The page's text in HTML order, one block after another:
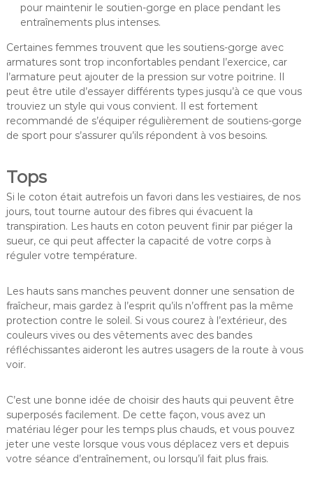
pour maintenir le soutien-gorge en place pendant les
entraînements plus intenses.
Certaines femmes trouvent que les soutiens-gorge avec
armatures sont trop inconfortables pendant l’exercice, car
l’armature peut ajouter de la pression sur votre poitrine. Il
peut être utile d’essayer différents types jusqu’à ce que vous
trouviez un style qui vous convient. Il est fortement
recommandé de s’équiper régulièrement de soutiens-gorge
de sport pour s’assurer qu’ils répondent à vos besoins.
Tops
Si le coton était autrefois un favori dans les vestiaires, de nos
jours, tout tourne autour des fibres qui évacuent la
transpiration. Les hauts en coton peuvent finir par piéger la
sueur, ce qui peut affecter la capacité de votre corps à
réguler votre température.
Les hauts sans manches peuvent donner une sensation de
fraîcheur, mais gardez à l’esprit qu’ils n’offrent pas la même
protection contre le soleil. Si vous courez à l’extérieur, des
couleurs vives ou des vêtements avec des bandes
réfléchissantes aideront les autres usagers de la route à vous
voir.
C’est une bonne idée de choisir des hauts qui peuvent être
superposés facilement. De cette façon, vous avez un
matériau léger pour les temps plus chauds, et vous pouvez
jeter une veste lorsque vous vous déplacez vers et depuis
votre séance d’entraînement, ou lorsqu’il fait plus frais.